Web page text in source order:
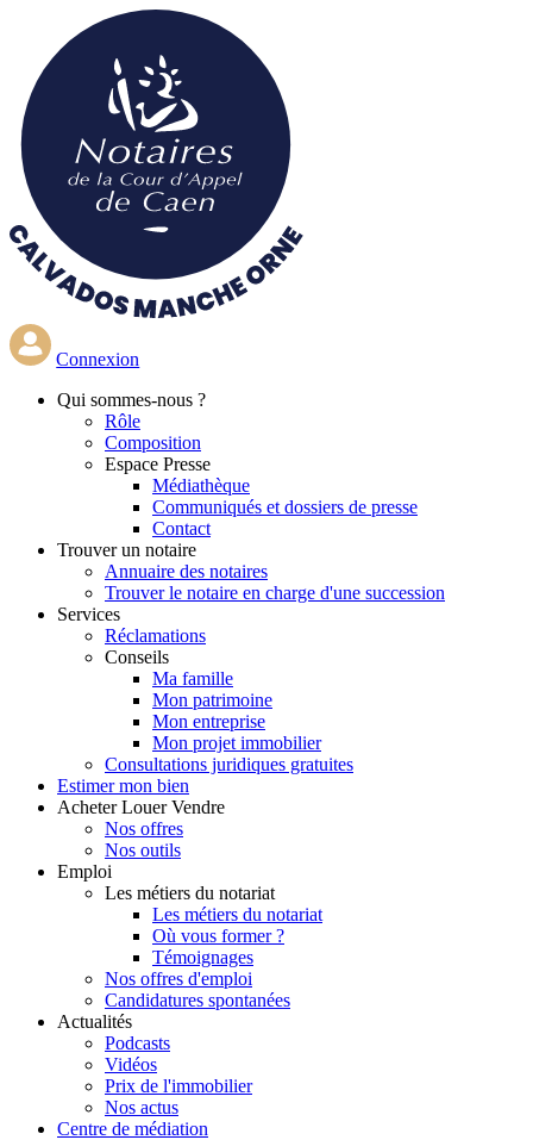
contenu
principal
Connexion
Qui sommes-nous ?
Rôle
Composition
Espace Presse
Médiathèque
Communiqués et dossiers de presse
Contact
Trouver un notaire
Annuaire des notaires
Trouver le notaire en charge d'une succession
Services
Réclamations
Conseils
Ma famille
Mon patrimoine
Mon entreprise
Mon projet immobilier
Consultations juridiques gratuites
Estimer mon bien
Acheter Louer Vendre
Nos offres
Nos outils
Emploi
Les métiers du notariat
Les métiers du notariat
Où vous former ?
Témoignages
Nos offres d'emploi
Candidatures spontanées
Actualités
Podcasts
Vidéos
Prix de l'immobilier
Nos actus
Centre de médiation